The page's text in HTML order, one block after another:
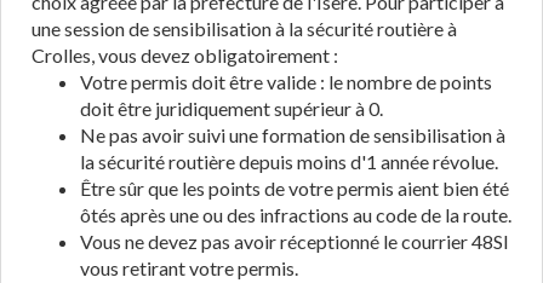
une session de sensibilisation à la sécurité routière à
Crolles, vous devez obligatoirement :
Votre permis doit être valide : le nombre de points
doit être juridiquement supérieur à 0.
Ne pas avoir suivi une formation de sensibilisation à
la sécurité routière depuis moins d'1 année révolue.
Être sûr que les points de votre permis aient bien été
ôtés après une ou des infractions au code de la route.
Vous ne devez pas avoir réceptionné le courrier 48SI
vous retirant votre permis.